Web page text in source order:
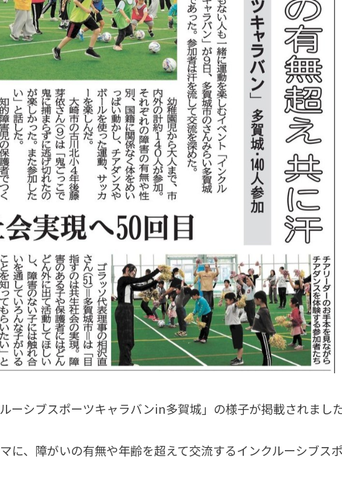
ーシブスポーツキャラバンin多賀城」の様子が掲載されました
に、障がいの有無や年齢を超えて交流するインクルーシブス